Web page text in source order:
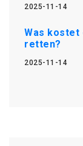
2025-11-14
Was kostet
retten?
2025-11-14